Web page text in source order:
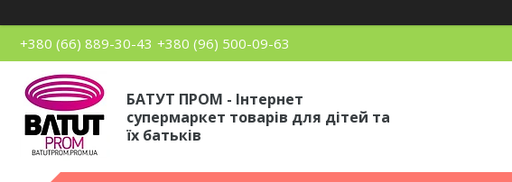
+380 (66) 889-30-43 +380 (96) 500-09-63
БАТУТ ПРОМ - Інтернет
супермаркет товарів для дітей та
їх батьків